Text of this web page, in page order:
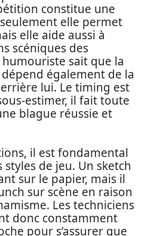
constitue une
elle permet
elle aide aussi à
scéniques des
sait que la
dépend également de la
lui. Le timing est
estimer, il fait toute
blague réussie et
il est fondamental
de jeu. Un sketch
sur le papier, mais il
sur scène en raison
Les techniciens
donc constamment
pour s’assurer que